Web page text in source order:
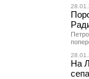
На